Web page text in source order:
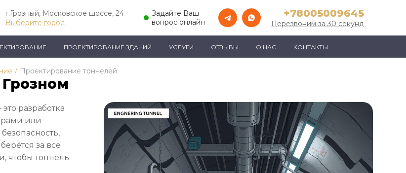
г.Грозный, Московское шоссе, 24
Выберите город
Задайте Ваш
вопрос онлайн
+78005009645
Перезвоним за 30 секунд
ПРОЕКТИРОВАНИЕ ЗДАНИЙ УСЛУГИ ОТЗЫВЫ О НАС КОНТАКТЫ
/ Проектирование тоннелей
разработка
или
за все
чтобы тоннель